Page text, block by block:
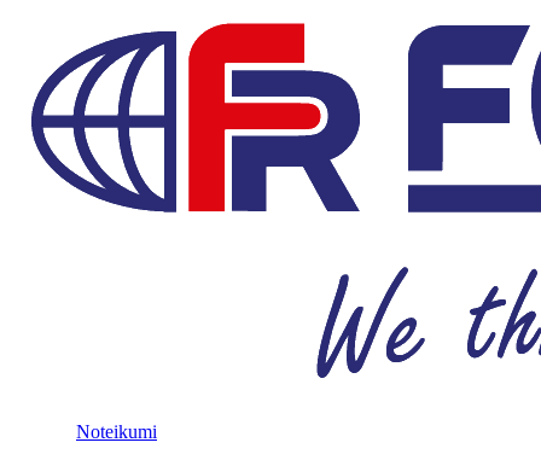
Noteikumi